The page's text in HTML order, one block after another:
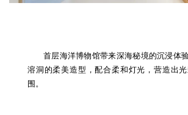
首层海洋博物馆带来深海秘境的沉浸体
溶洞的柔美造型，配合柔和灯光，营造出
围。